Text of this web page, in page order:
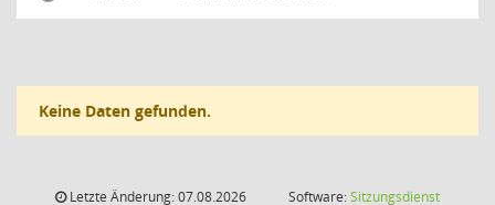
Keine Daten gefunden.
Letzte Änderung: 07.08.2026
Software:Sitzungsdienst